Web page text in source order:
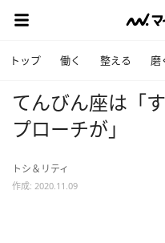
トップ 働く 整える 磨
てんびん座は「
プローチが」
トシ＆リティ
作成: 2020.11.09